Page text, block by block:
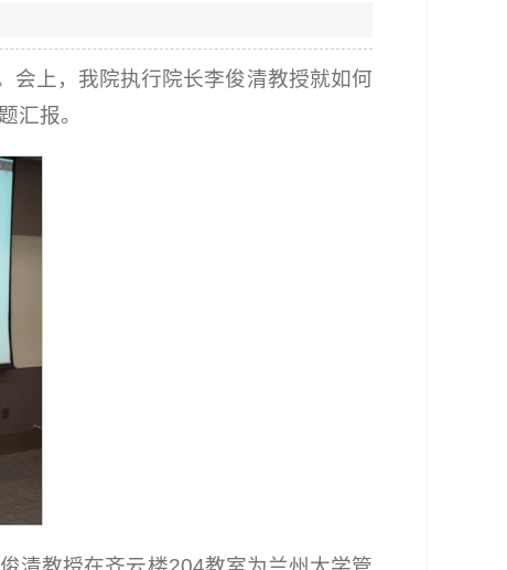
会上，我院执行院长李俊清教授就如何
汇报。